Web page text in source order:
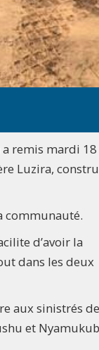
a remis mardi 18
Luzira,
communauté.
d’avoir la
dans les deux
aux sinistrés
et